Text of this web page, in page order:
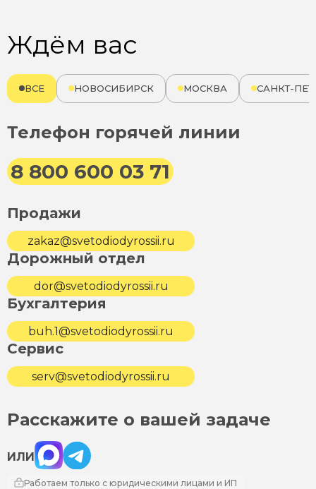
Ждём вас
ВСЕ НОВОСИБИРСК МОСКВА САНКТ-
Телефон горячей линии
8 800 600 03 71
Продажи
zakaz@svetodiodyrossii.ru
Дорожный отдел
dor@svetodiodyrossii.ru
Бухгалтерия
buh.1@svetodiodyrossii.ru
Сервис
serv@svetodiodyrossii.ru
Расскажите о вашей задаче
ИЛИ
Max Telegram
Работаем только с юридическими лицами и ИП